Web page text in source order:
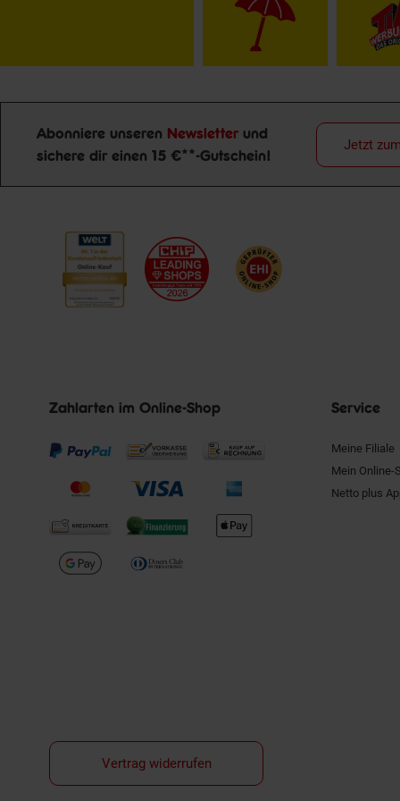
Newsletter Anmeldung
Abonniere unseren Newsletter und
sichere dir einen 15 €**-Gutschein!
Jetzt
Zahlarten im Online-Shop Service
Meine Filiale
Mein Online-
Netto plus
Vertrag widerrufen